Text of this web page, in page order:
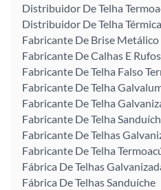
Distribuidor De Telha
Distribuidor De Telha Térmica
Fabricante De Brise Metálico
Fabricante De Calhas E Rufos
Fabricante De Telha Falso
Fabricante De Telha
Fabricante De Telha
Fabricante De Telha
Fabricante De Telhas
Fabricante De Telha
Fábrica De Telhas
Fábrica De Telhas Sanduíche